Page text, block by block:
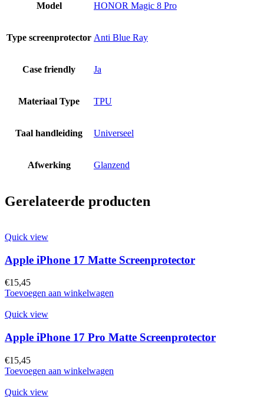
Model HONOR Magic 8 Pro
Type screenprotector Anti Blue Ray
Case friendly Ja
Materiaal Type TPU
Taal handleiding Universeel
Afwerking Glanzend
Gerelateerde producten
Quick view
Apple iPhone 17 Matte Screenprotector
€15,45
Toevoegen aan winkelwagen
Quick view
Apple iPhone 17 Pro Matte Screenprotector
€15,45
Toevoegen aan winkelwagen
Quick view